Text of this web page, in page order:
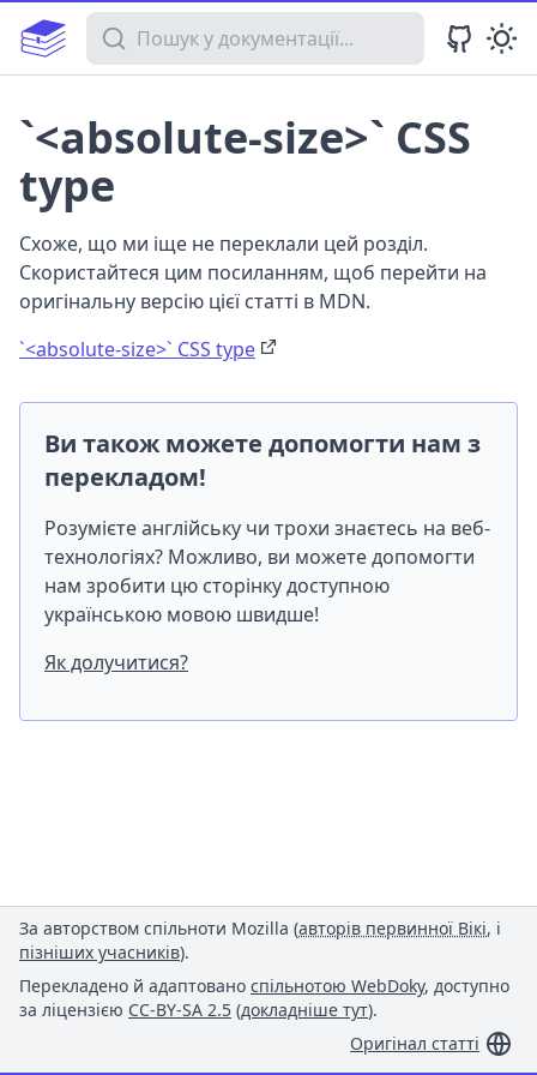
Пошук у документації
`<absolute-size>` CSS
type
Схоже, що ми іще не переклали цей розділ.
Скористайтеся цим посиланням, щоб перейти на
оригінальну версію цієї статті в MDN.
`<absolute-size>` CSS type
Ви також можете допомогти нам з
перекладом!
Розумієте англійську чи трохи знаєтесь на веб-
технологіях? Можливо, ви можете допомогти
нам зробити цю сторінку доступною
українською мовою швидше!
Як долучитися?
За авторством спільноти Mozilla (авторів первинної Вікі, і
пізніших учасників).
Перекладено й адаптовано спільнотою WebDoky, доступно
за ліцензією CC-BY-SA 2.5 (докладніше тут).
Оригінал статті